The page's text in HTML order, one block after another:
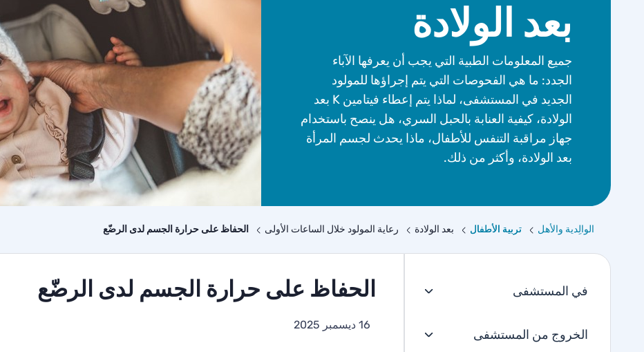
بعد الولادة
جميع المعلومات الطبية التي يجب أن يعرفها الآباء
الجدد: ما هي الفحوصات التي يتم إجراؤها للمولود
الجديد في المستشفى، لماذا يتم إعطاء فيتامين K بعد
الولادة، كيفية العنابة بالحبل السري، هل ينصح باستخدام
جهاز مراقبة التنفس للأطفال، ماذا يحدث لجسم المرأة
بعد الولادة، وأكثر من ذلك.
الوالِدية والأهل تربية الأطفال بعد الولادة رعاية المولود خلال الساعات الأولى الحفاظ على حرارة الجسم لدى الرضّع
في المستشفى
الخروج من المستشفى
الحفاظ على حرارة الجسم لدى الرضّع
16 ديسمبر 2025